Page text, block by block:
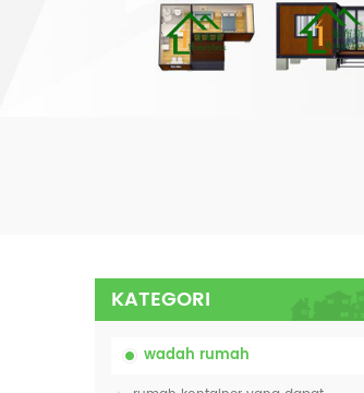
KATEGORI
wadah rumah